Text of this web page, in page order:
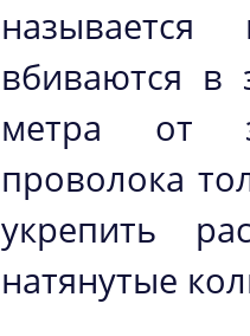
вбиваются
метра от
проволока
укрепить
натянутые